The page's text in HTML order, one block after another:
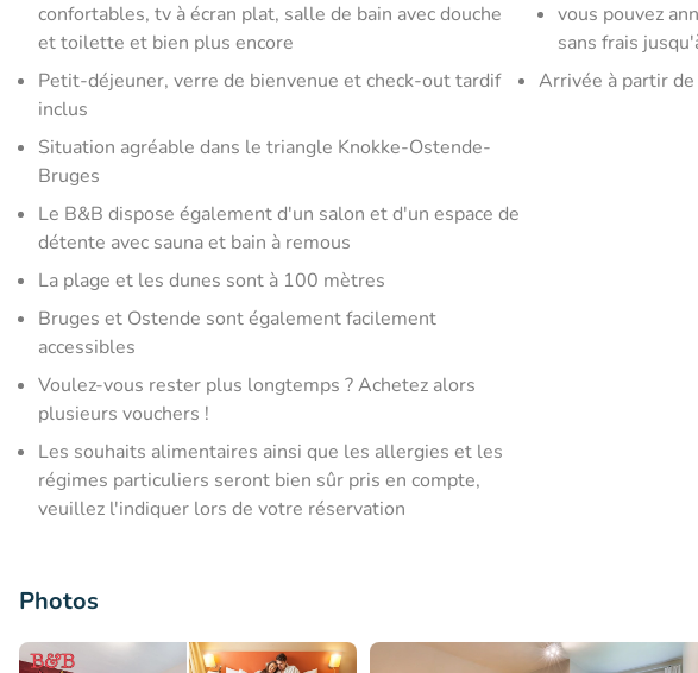
confortables, tv à écran plat, salle de bain avec douche
et toilette et bien plus encore
Petit-déjeuner, verre de bienvenue et check-out tardif
inclus
Situation agréable dans le triangle Knokke-Ostende-
Bruges
Le B&B dispose également d'un salon et d'un espace de
détente avec sauna et bain à remous
La plage et les dunes sont à 100 mètres
Bruges et Ostende sont également facilement
accessibles
Voulez-vous rester plus longtemps ? Achetez alors
plusieurs vouchers !
Les souhaits alimentaires ainsi que les allergies et les
régimes particuliers seront bien sûr pris en compte,
veuillez l'indiquer lors de votre réservation
vous pouvez
sans frais
Arrivée à partir
Photos